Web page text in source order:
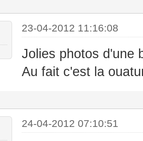
23-04-2012 11:16:08
Jolies photos d'une
Au fait c'est la
24-04-2012 07:10:51